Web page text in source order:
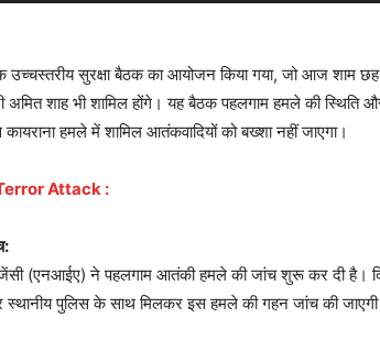
उच्चस्तरीय सुरक्षा बैठक का आयोजन किया गया, जो आज शाम
अमित शाह भी शामिल होंगे। यह बैठक पहलगाम हमले की स्थिति
हमले में शामिल आतंकवादियों को बख्शा नहीं जाएगा।
Attack :
(एनआईए) ने पहलगाम आतंकी हमले की जांच शुरू कर दी है।
पुलिस के साथ मिलकर इस हमले की गहन जांच की